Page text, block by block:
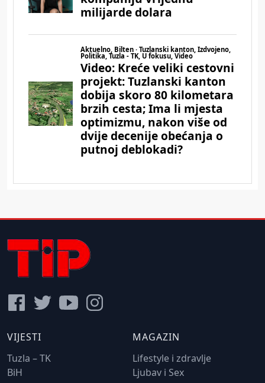
VIJESTI
Tuzla – TK
BiH
MAGAZIN
Lifestyle i zdravlje
Ljubav i Sex